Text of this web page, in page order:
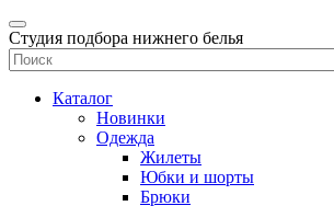
Студия подбора нижнего белья
Каталог
Новинки
Одежда
Жилеты
Юбки и шорты
Брюки